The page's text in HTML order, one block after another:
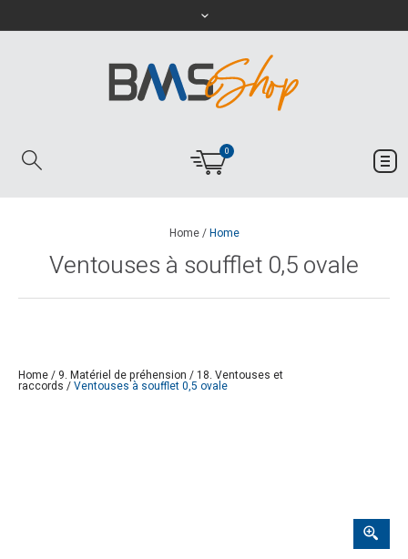
0
Home/Home
Ventouses à soufflet 0,5 ovale
Home/ 9. Matériel de préhension /18. Ventouses et
raccords /Ventouses à soufflet 0,5 ovale